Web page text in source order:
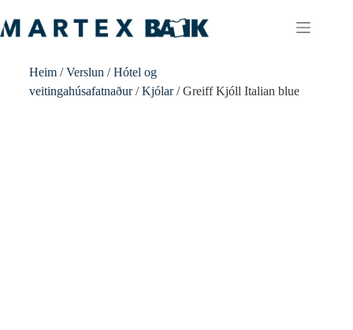
Heim/Verslun /Hótel og
veitingahúsafatnaður/Kjólar/ Greiff Kjóll Italian blue